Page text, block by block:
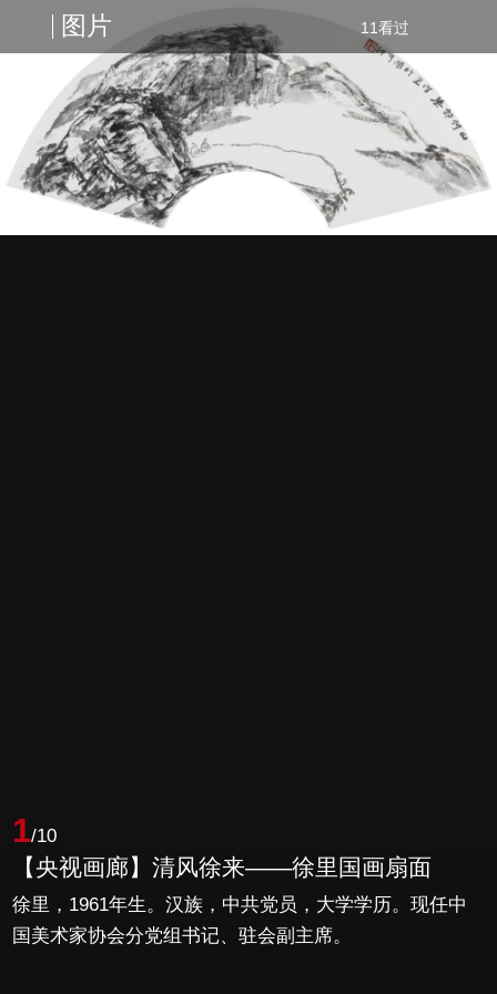
图片 11看过
1/10
【央视画廊】清风徐来——徐里国画扇面
徐里，1961年生。汉族，中共党员，大学学历。现任中
国美术家协会分党组书记、驻会副主席。